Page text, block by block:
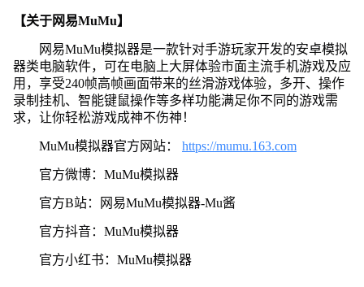
【关于网易MuMu】
网易MuMu模拟器是一款针对手游玩家开发的安卓模拟
器类电脑软件，可在电脑上大屏体验市面主流手机游戏及应
用，享受240帧高帧画面带来的丝滑游戏体验，多开、操作
录制挂机、智能键鼠操作等多样功能满足你不同的游戏需
求，让你轻松游戏成神不伤神！
MuMu模拟器官方网站： https://mumu.163.com
官方微博：MuMu模拟器
官方B站：网易MuMu模拟器-Mu酱
官方抖音：MuMu模拟器
官方小红书：MuMu模拟器